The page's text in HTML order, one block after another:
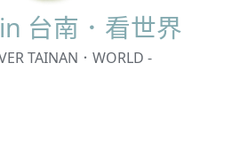
台南．看世界
TAINAN．WORLD -